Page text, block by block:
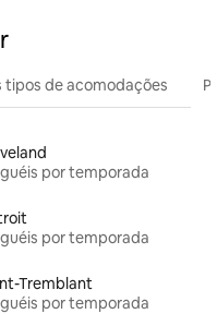
tipos de acomodações
por temporada
por temporada
Tremblant
por temporada